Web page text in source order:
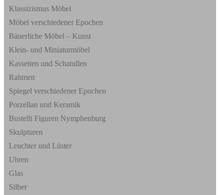
Klassizismus Möbel
Möbel verschiedener Epochen
Bäuerliche Möbel – Kunst
Klein- und Miniaturmöbel
Kassetten und Schatullen
Rahmen
Spiegel verschiedener Epochen
Porzellan und Keramik
Bustelli Figuren Nymphenburg
Skulpturen
Leuchter und Lüster
Uhren
Glas
Silber